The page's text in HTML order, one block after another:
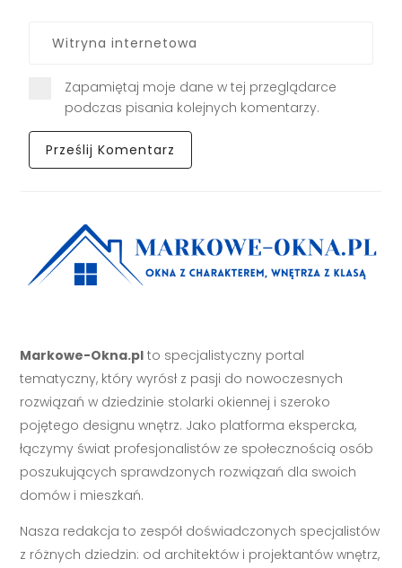
Zapamiętaj moje dane w tej przeglądarce
podczas pisania kolejnych komentarzy.
Markowe-Okna.pl to specjalistyczny portal
tematyczny, który wyrósł z pasji do nowoczesnych
rozwiązań w dziedzinie stolarki okiennej i szeroko
pojętego designu wnętrz. Jako platforma ekspercka,
łączymy świat profesjonalistów ze społecznością osób
poszukujących sprawdzonych rozwiązań dla swoich
domów i mieszkań.
Nasza redakcja to zespół doświadczonych specjalistów
z różnych dziedzin: od architektów i projektantów wnętrz,